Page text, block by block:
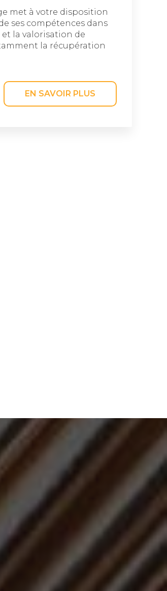
met à votre disposition
ses compétences dans
et la valorisation de
la récupération
EN SAVOIR PLUS